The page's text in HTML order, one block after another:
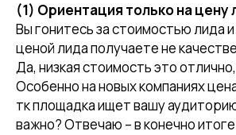
(1) Ориентация только на цену
Вы гонитесь за стоимостью лида и
ценой лида получаете не
Да, низкая стоимость это
Особенно на новых компаниях
тк площадка ищет вашу
важно? Отвечаю – в конечно